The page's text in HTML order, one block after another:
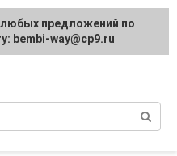
материнстве
предложений по
bembi-way@cp9.ru